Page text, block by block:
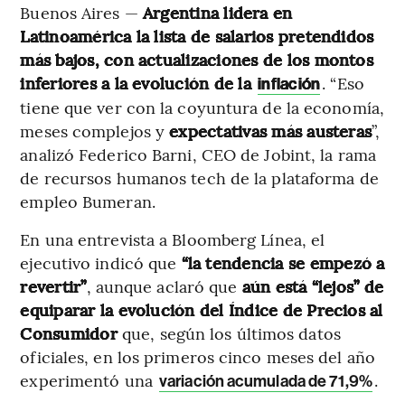
Buenos Aires —Argentina lidera en
Latinoamérica la lista de salarios pretendidos
más bajos, con actualizaciones de los montos
inferiores a la evolución de la inflación. “Eso
tiene que ver con la coyuntura de la economía,
meses complejos yexpectativas más austeras”,
analizó Federico Barni, CEO de Jobint, la rama
de recursos humanos tech de la plataforma de
empleo Bumeran.
En una entrevista a Bloomberg Línea, el
ejecutivo indicó que “la tendencia se empezó a
revertir”, aunque aclaró que aún está “lejos” de
equiparar la evolución del Índice de Precios al
Consumidorque, según los últimos datos
oficiales, en los primeros cinco meses del año
experimentó una variación acumulada de 71,9%.